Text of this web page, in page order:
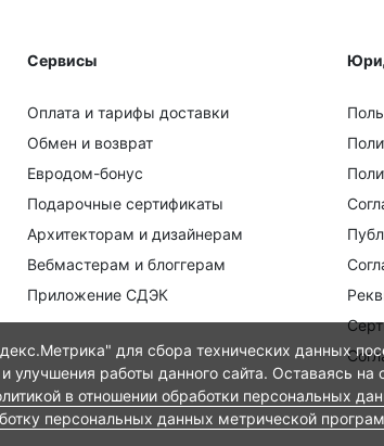
Сервисы
Оплата и тарифы доставки
Обмен и возврат
Евродом-бонус
Подарочные сертификаты
Архитекторам и дизайнерам
Вебмастерам и блоггерам
Приложение СДЭК
для сбора технических данных
улучшения работы данного сайта. Оставаясь
в отношении обработки персональных
персональных данных метрической